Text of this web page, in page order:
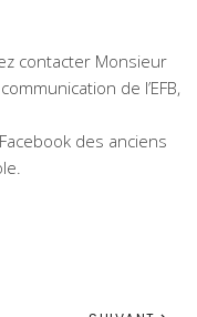
contacter Monsieur
de l’EFB,
des anciens